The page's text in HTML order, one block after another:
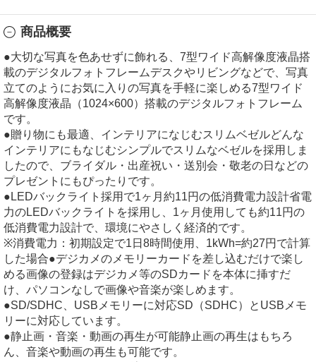
商品概要
●大切な写真を色あせずに飾れる、7型ワイド高解像度液晶搭
載のデジタルフォトフレームデスクやリビングなどで、写真
立てのようにお気に入りの写真を手軽に楽しめる7型ワイド
高解像度液晶（1024×600）搭載のデジタルフォトフレーム
です。
●贈り物にも最適、インテリアになじむスリムベゼルどんな
インテリアにもなじむシンプルでスリムなベゼルを採用しま
したので、ブライダル・出産祝い・送別会・敬老の日などの
プレゼントにもぴったりです。
●LEDバックライト採用で1ヶ月約11円の低消費電力設計省電
力のLEDバックライトを採用し、1ヶ月使用しても約11円の
低消費電力設計で、環境にやさしく経済的です。
※消費電力：初期設定で1日8時間使用、1kWh=約27円で計算
した場合●デジカメのメモリーカードを差し込むだけで楽し
める画像の登録はデジカメ等のSDカードを本体に挿すだ
け、パソコンなしで画像や音楽が楽しめます。
●SD/SDHC、USBメモリーに対応SD（SDHC）とUSBメモ
リーに対応しています。
●静止画・音楽・動画の再生が可能静止画の再生はもちろ
ん、音楽や動画の再生も可能です。